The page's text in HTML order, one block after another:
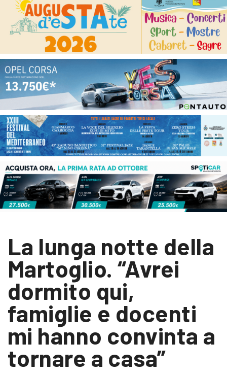
La lunga notte della
Martoglio. “Avrei
dormito qui,
famiglie e docenti
mi hanno convinta a
tornare a casa”